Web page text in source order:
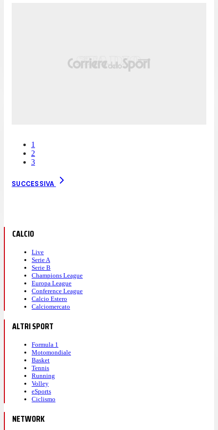
1
2
3
SUCCESSIVA
CALCIO
Live
Serie A
Serie B
Champions League
Europa League
Conference League
Calcio Estero
Calciomercato
ALTRI SPORT
Formula 1
Motomondiale
Basket
Tennis
Running
Volley
eSports
Ciclismo
NETWORK